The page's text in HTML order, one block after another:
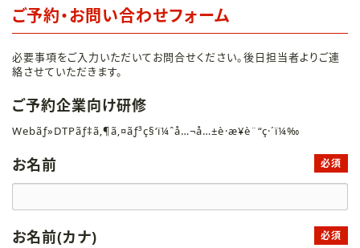
ご予約・お問い合わせフォーム
必要事項をご入力いただいてお問合せください。後日担当者よりご連
絡させていただきます。
ご予約企業向け研修
Webãƒ»DTPãƒ‡ã‚¶ã‚¤ãƒ³ç§‘ï¼ˆå…¬å…±è·æ¥­è¨“ç·´ï¼‰
お名前 必須
お名前(カナ) 必須